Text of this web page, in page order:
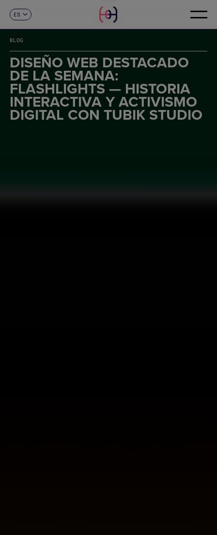
ES
FR
DE
IT
PT
CONTACTO
BLOG
DISEÑO WEB DESTACADO
DE LA SEMANA:
FLASHLIGHTS — HISTORIA
INTERACTIVA Y ACTIVISMO
DIGITAL CON TUBIK STUDIO